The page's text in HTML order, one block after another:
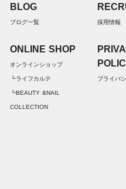
BLOG
ブログ一覧
ONLINE SHOP
オンラインショップ
┗ライフカルテ
┗BEAUTY &NAIL
COLLECTION
採用情報
プライバ